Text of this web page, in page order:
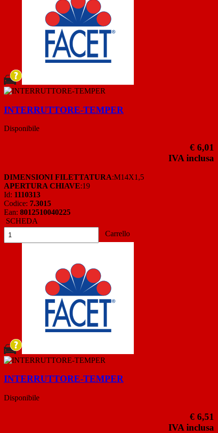
INTERRUTTORE-TEMPER
Disponibile
€ 6,01
IVA inclusa
DIMENSIONI FILETTATURA:M14X1,5
APERTURA CHIAVE:19
Id: 1110313
Codice: 7.3015
Ean: 8012510040225
SCHEDA
Carrello
INTERRUTTORE-TEMPER
Disponibile
€ 6,51
IVA inclusa